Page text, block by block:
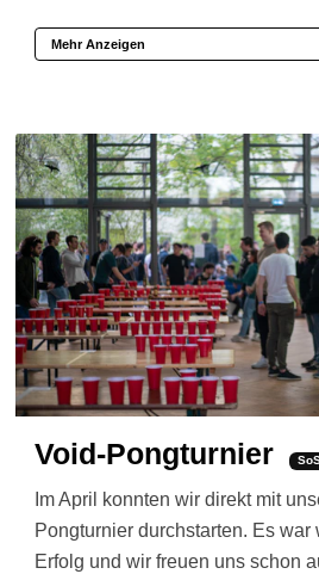
Mehr Anzeigen
Void-Pongturnier
Im April konnten wir direkt mit
Pongturnier durchstarten. Es
Erfolg und wir freuen uns schon